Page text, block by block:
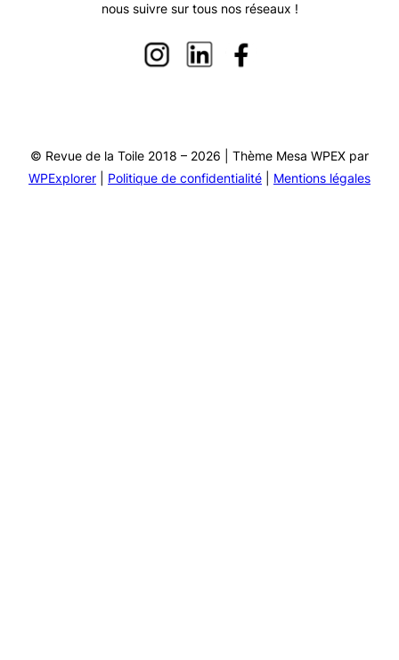
nous suivre sur tous nos réseaux !
© Revue de la Toile 2018 – 2026 | Thème Mesa WPEX par
WPExplorer
Politique de confidentialité Mentions légales